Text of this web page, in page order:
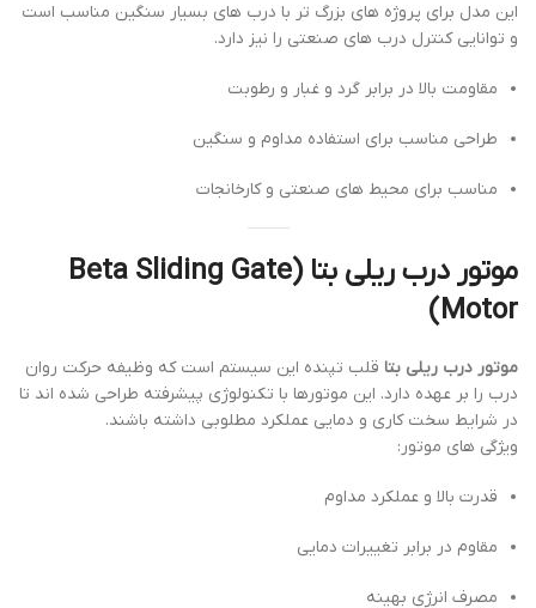
این مدل برای پروژه های بزرگ تر با درب های بسیار سنگین مناسب است
و توانایی کنترل درب های صنعتی را نیز دارد.
مقاومت بالا در برابر گرد و غبار و رطوبت
طراحی مناسب برای استفاده مداوم و سنگین
مناسب برای محیط های صنعتی و کارخانجات
موتور درب ریلی بتا (Beta Sliding Gate
Motor)
موتور درب ریلی بتا قلب تپنده این سیستم است که وظیفه حرکت روان
درب را بر عهده دارد. این موتورها با تکنولوژی پیشرفته طراحی شده اند تا
در شرایط سخت کاری و دمایی عملکرد مطلوبی داشته باشند.
ویژگی های موتور:
قدرت بالا و عملکرد مداوم
مقاوم در برابر تغییرات دمایی
مصرف انرژی بهینه